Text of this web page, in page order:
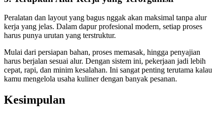
Peralatan dan layout yang bagus nggak akan maksimal tanpa alur
kerja yang jelas. Dalam dapur profesional modern, setiap proses
harus punya urutan yang terstruktur.
Mulai dari persiapan bahan, proses memasak, hingga penyajian
harus berjalan sesuai alur. Dengan sistem ini, pekerjaan jadi lebih
cepat, rapi, dan minim kesalahan. Ini sangat penting terutama kalau
kamu mengelola usaha kuliner dengan banyak pesanan.
Kesimpulan